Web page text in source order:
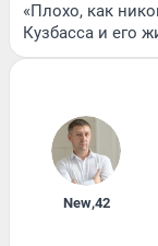
«Плохо, как
Кузбасса и его
New,42